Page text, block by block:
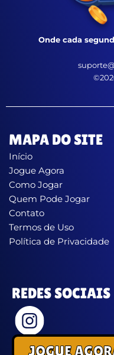
Onde cada
MAPA DO SITE
Início
Jogue Agora
Como Jogar
Quem Pode Jogar
Contato
Termos de Uso
Política de Privacidade
REDES SOCIAIS
JOGUE